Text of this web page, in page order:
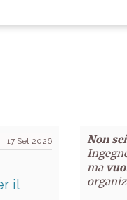
17 Set 2026
il
Non
ma